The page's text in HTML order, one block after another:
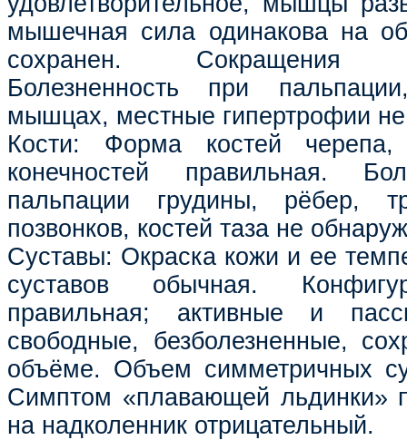
мышечная сила одинакова на
сохранен. Сокращения
Болезненность при
мышцах, местные гипертрофии
Кости: Форма костей черепа,
конечностей правильная.
пальпации грудины, рёбер,
позвонков, костей таза не
Суставы: Окраска кожи и ее
суставов обычная.
правильная; активные и
свободные, безболезненные,
объёме. Объем симметричных
Симптом «плавающей льдинки»
на надколенник отрицательный.